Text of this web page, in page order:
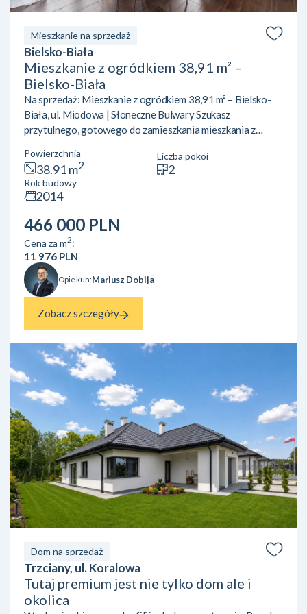
Mieszkanie na sprzedaż
Bielsko-Biała
Mieszkanie z ogródkiem 38,91 m² –
Bielsko-Biała
Na sprzedaż: Mieszkanie z ogródkiem 38,91 m² – Bielsko-
Biała, ul. Miodowa | Słoneczne Bulwary Szukasz
przytulnego, gotowego do zamieszkania mieszkania z
natury i szlaków górskich, ale z wygodnym dostępem do
infrastruktury miejskiej? Ta oferta na osiedlu Słoneczne
Bulwary (ul. Miodowa 65) jest idealna dla Ciebie!
Najważniejsze atuty nieruchomości: Prywatny ogródek:
Idealny na poranną kawę, odpoczynek po pracy i
weekendowy relaks. Gotow...
Powierzchnia
38.91 m2
Liczba pokoi
2
Rok budowy
2014
466 000 PLN
Cena za m2:
11 976 PLN
Opiekun:Mariusz Dobija
Zobacz szczegóły
Dom na sprzedaż
Trzciany, ul. Koralowa
Tutaj premium jest nie tylko dom ale i
okolica